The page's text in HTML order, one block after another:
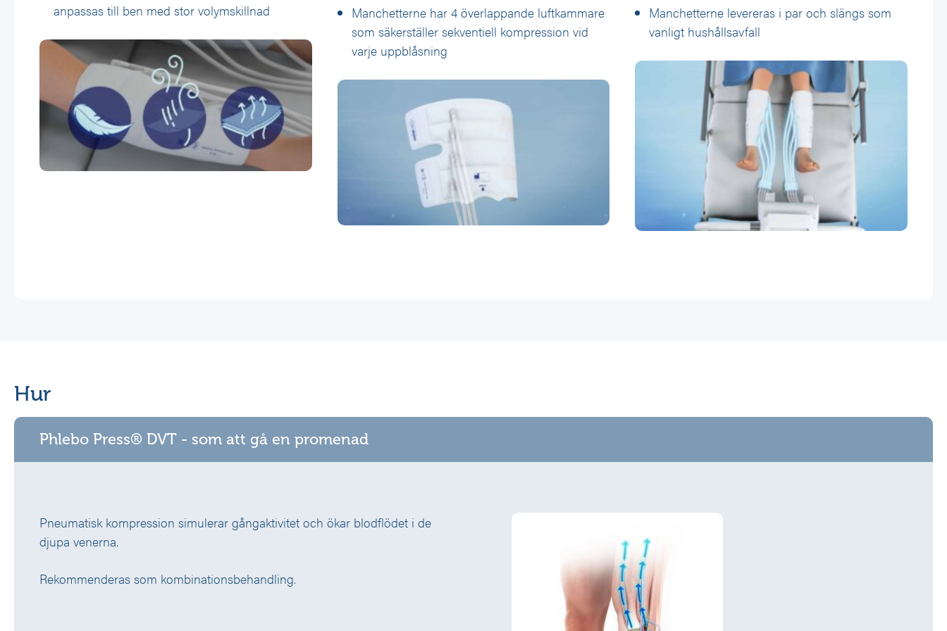
anpassas till ben med stor volymskillnad
Manchetterne har 4 överlappande luftkammare
som säkerställer sekventiell kompression vid
varje uppblåsning
Manchetterne levereras i par och slängs som
vanligt hushållsavfall
Hur
Phlebo Press® DVT - som att gå en promenad
Pneumatisk kompression simulerar gångaktivitet och ökar blodflödet i de
djupa venerna.
Rekommenderas som kombinationsbehandling.